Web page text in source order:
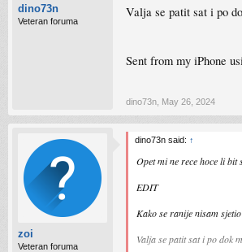
dino73n
Veteran foruma
Valja se patit sat i po
Sent from my iPhone
dino73n May 26, 2024
zoi
Veteran foruma
dino73n said: ↑
Opet mi ne rece hoce li bit
EDIT
Kako se ranije nisam
Valja se patit sat i po dok